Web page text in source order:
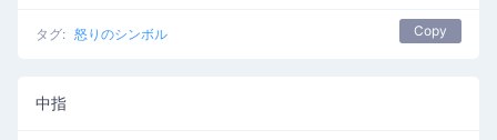
タグ: 怒りのシンボル Copy
中指